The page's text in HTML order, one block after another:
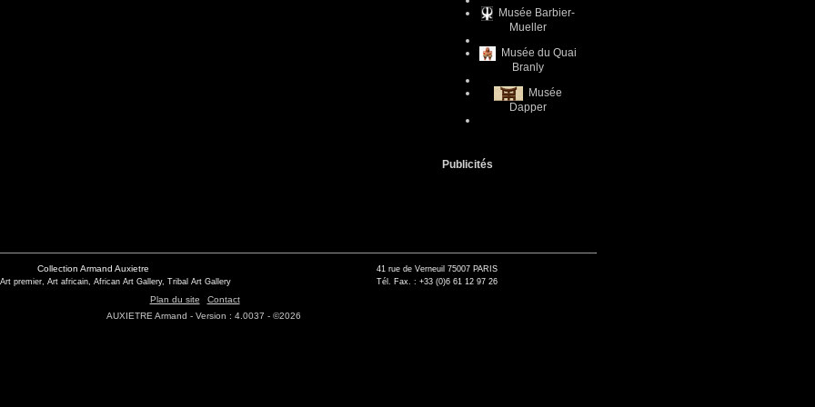
Musée Barbier-
Mueller
Musée du Quai
Branly
Musée
Dapper
Publicités
Collection Armand Auxietre
premier, Art africain, African Art Gallery, Tribal Art Gallery
41 rue de Verneuil 75007 PARIS
Tél. Fax. : +33 (0)6 61 12 97 26
Plan du site
Contact
AUXIETRE Armand - Version : 4.0037 - ©2026